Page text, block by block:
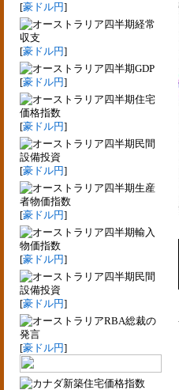
[豪ドル円]
四半期経常
収支
[豪ドル円]
四半期GDP
[豪ドル円]
四半期住宅
価格指数
[豪ドル円]
四半期民間
設備投資
[豪ドル円]
四半期生産
者物価指数
[豪ドル円]
四半期輸入
物価指数
[豪ドル円]
四半期民間
設備投資
[豪ドル円]
RBA総裁の
発言
[豪ドル円]
新築住宅価格指数